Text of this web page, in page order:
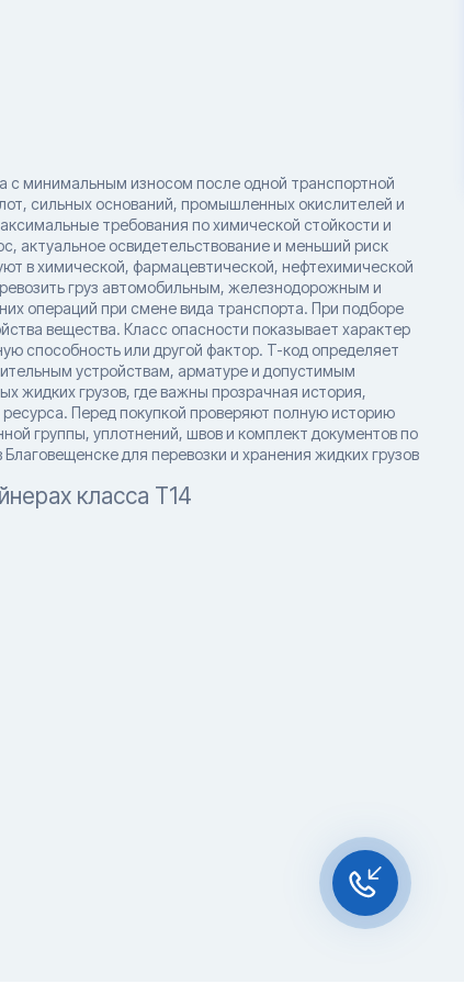
с минимальным износом после одной транспортной
сильных оснований, промышленных окислителей и
требования по химической стойкости и
актуальное освидетельствование и меньший риск
в химической, фармацевтической, нефтехимической
груз автомобильным, железнодорожным и
операций при смене вида транспорта. При подборе
вещества. Класс опасности показывает характер
способность или другой фактор. T-код определяет
устройствам, арматуре и допустимым
жидких грузов, где важны прозрачная история,
Перед покупкой проверяют полную историю
группы, уплотнений, швов и комплект документов по
для перевозки и хранения жидких грузов
класса T14